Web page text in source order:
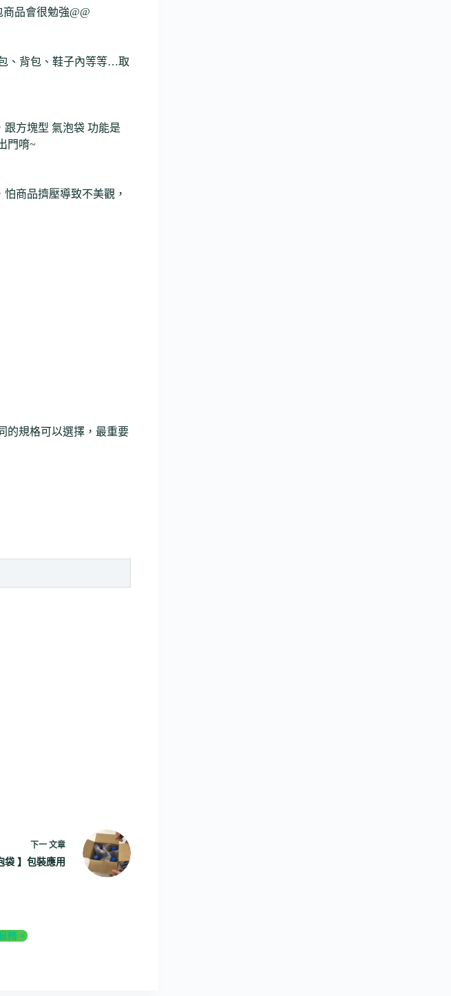
品會很勉強@@
、背包、鞋子內等等…取
方塊型 氣泡袋 功能是
門唷~
商品擠壓導致不美觀，
的規格可以選擇，最重要
下一文章
袋 】包裝應用
務。